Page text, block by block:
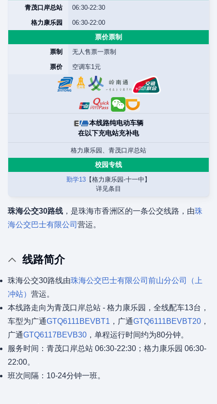
青茂口岸总站 06:30-22:30
格力康乐园 06:30-22:00
票价票制
票制 无人售票一票制
票价 空调车1元
本线路纯电动车辆
在以下充电站充补电
格力康乐园、青茂口岸总站
校园专线
勤学13 【格力康乐园-十一中】
详见条目
珠海公交30路线 ，是珠海市香洲区的一条公交线路，由珠
海公交巴士有限公司 营运。
线路简介
珠海公交30路线由珠海公交巴士有限公司 前山分公司（上
冲站） 营运。
本线路走向为青茂口岸总站 - 格力康乐园，全线配车13台，
车型为广通GTQ6111BEVBT1 ，广通GTQ6111BEVBT20 ，
广通GTQ6117BEVB30 ，单程运行时间约为80分钟。
服务时间：青茂口岸总站 06:30-22:30；格力康乐园 06:30-
22:00。
班次间隔：10-24分钟一班。